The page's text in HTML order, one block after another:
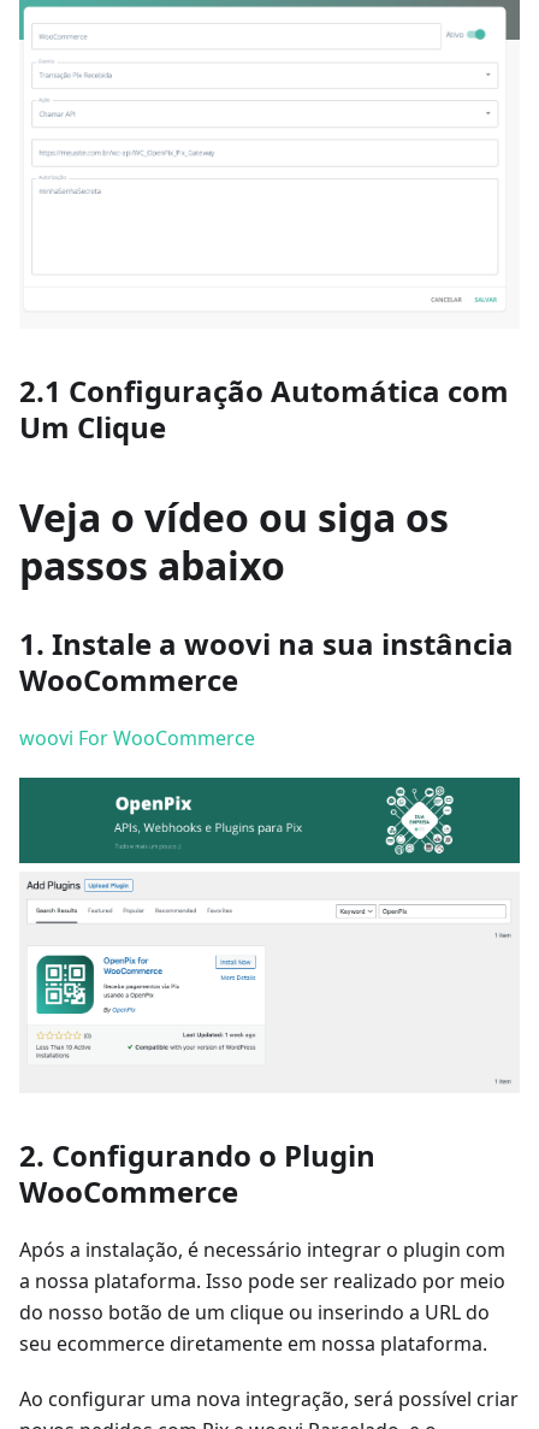
2.1 Configuração Automática com
Um Clique
Veja o vídeo ou siga os
passos abaixo
1. Instale a woovi na sua instância
WooCommerce
woovi For WooCommerce
2. Configurando o Plugin
WooCommerce
Após a instalação, é necessário integrar o plugin com
a nossa plataforma. Isso pode ser realizado por meio
do nosso botão de um clique ou inserindo a URL do
seu ecommerce diretamente em nossa plataforma.
Ao configurar uma nova integração, será possível criar